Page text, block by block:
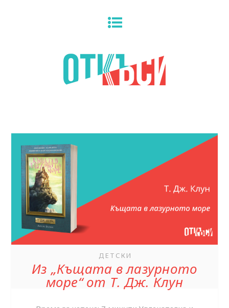
ДЕТСКИ
Из „Къщата в лазурното
море“ от Т. Дж. Клун